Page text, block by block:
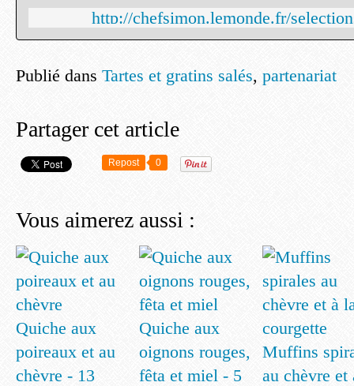
http://chefsimon.lemonde.fr/
Publié dans Tartes et gratins salés, partenariat
Partager cet article
Repost 0
Vous aimerez aussi :
Quiche aux
poireaux et au
chèvre - 13
Quiche aux
oignons rouges,
fêta et miel - 5
Muffins
au chèvre et